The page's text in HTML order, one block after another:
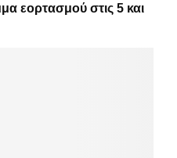
εορτασμού στις 5 και